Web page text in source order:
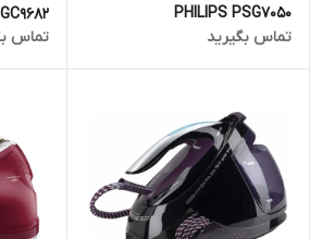
PHILIPS PSG7050
تماس بگیرید
GC9682
تماس